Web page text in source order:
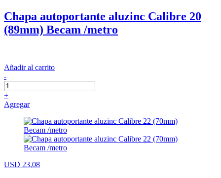
Chapa autoportante aluzinc Calibre 20
(89mm) Becam /metro
Añadir al carrito
-
+
Agregar
USD 23,08